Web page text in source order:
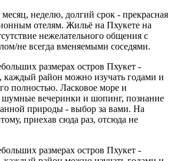
неделю, долгий срок - прекрасная
отелям. Жильё на Пхукете на
нежелательного общения с
не всегда вменяемыми соседями.
размерах остров Пхукет -
каждый район можно изучать годами и
полностью. Ласковое море и
вечеринки и шопинг, познание
природы - выбор за вами. На
приехав сюда раз, отсюда не
размерах остров Пхукет -